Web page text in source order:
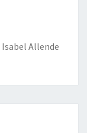
Isabel Allende